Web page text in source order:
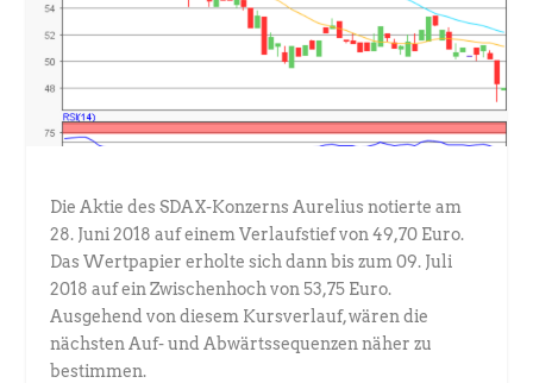
Die Aktie des SDAX-Konzerns Aurelius notierte am
28. Juni 2018 auf einem Verlaufstief von 49,70 Euro.
Das Wertpapier erholte sich dann bis zum 09. Juli
2018 auf ein Zwischenhoch von 53,75 Euro.
Ausgehend von diesem Kursverlauf, wären die
nächsten Auf- und Abwärtssequenzen näher zu
bestimmen.